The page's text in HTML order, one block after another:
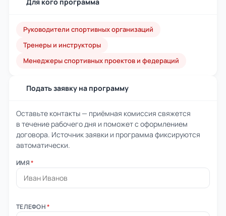
Руководители спортивных организаций
Тренеры и инструкторы
Менеджеры спортивных проектов и федераций
Подать заявку на программу
Оставьте контакты — приёмная комиссия свяжется
в течение рабочего дня и поможет с оформлением
договора. Источник заявки и программа фиксируются
автоматически.
ИМЯ*
ТЕЛЕФОН*